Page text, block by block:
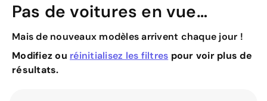
Pas de voitures en vue…
Mais de nouveaux modèles arrivent chaque jour !
Modifiez ou réinitialisez les filtres pour voir plus de
résultats.